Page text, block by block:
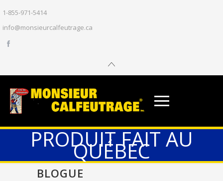
1-855-971-5414
info@monsieurcalfeutrage.ca
PRODUIT FAIT AU
QUÉBEC
BLOGUE